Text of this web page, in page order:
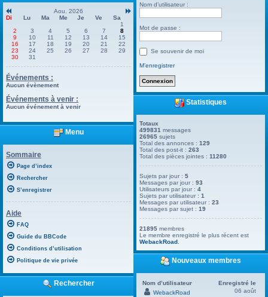
Aou. 2026
Di
Lu Ma Me Je Ve
Sa
1
2
3 4 5 6 7
8
9
10 11 12 13 14
15
16
17 18 19 20 21
22
23
24 25 26 27 28
29
30
31
Événements :
Aucun évènement
Événements à venir :
Aucun événement à venir
Menu
Sommaire
Page d’index
Rechercher
S’enregistrer
Aide
FAQ
Guide du BBCode
Conditions d’utilisation
Politique de vie privée
Rechercher
Nom d’utilisateur :
Mot de passe :
Se souvenir de moi
M’enregistrer
Statistiques
Totaux
499831 messages
26965 sujets
Total des annonces :129
Total des post-it :263
Total des pièces jointes :11280
Sujets par jour :5
Messages par jour :93
Utilisateurs par jour :4
Sujets par utilisateur :1
Messages par utilisateur :23
Messages par sujet :19
21895 membres
Le membre enregistré le plus récent est
WebackRoad
Nouveaux membres
Nom d’utilisateur
Enregistré le
WebackRoad
06 août